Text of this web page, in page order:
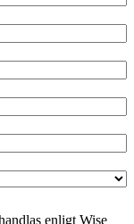
enligt Wise